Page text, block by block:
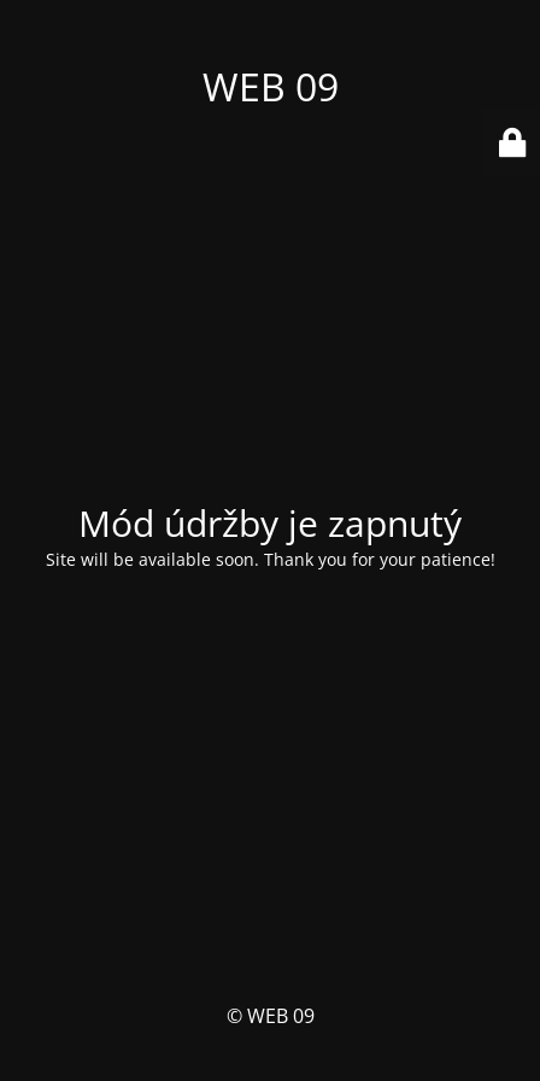
WEB 09
Mód údržby je zapnutý
Site will be available soon. Thank you for your patience!
© WEB 09